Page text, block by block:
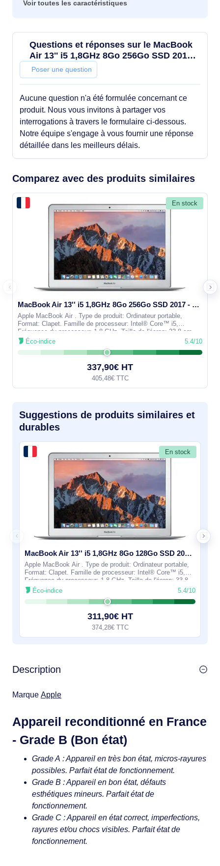
Voir toutes les caractéristiques
Questions et réponses sur le MacBook
Air 13'' i5 1,8GHz 8Go 256Go SSD 2017
Coque Noire - Grade Reconditionné en
France Bon état
Poser une question
Aucune question n'a été formulée concernant ce
produit. Nous vous invitons à partager vos
interrogations à travers le formulaire ci-dessous.
Notre équipe s'engage à vous fournir une réponse
détaillée dans les meilleurs délais.
Comparez avec des produits similaires
En stock
MacBook Air 13'' i5 1,8GHz 8Go 256Go SSD 2017 - Grade Reconditionné en France Très bon état - MQD42LL/A
Apple MacBook Air . Type de produit: Ordinateur portable,
Format: Clapet. Famille de processeur: Intel® Core™ i5,
Fréquence du processeur: 1,8 GHz. Taille de l'écran: 33,8 cm
(13.3"), Résolution de
Éco-indice 5.4/10
337,90€ HT
405,48€ TTC
Suggestions de produits similaires et
durables
En stock
MacBook Air 13'' i5 1,8GHz 8Go 128Go SSD 2017 - Grade Reconditionné en France Très bon état - MQD32LL/A
Apple MacBook Air . Type de produit: Ordinateur portable,
Format: Clapet. Famille de processeur: Intel® Core™ i5,
Fréquence du processeur: 1,8 GHz. Taille de l'écran: 33,8
cm (13.3"), Résolution de
Éco-indice 5.4/10
311,90€ HT
374,28€ TTC
Description
Marque Apple
Appareil reconditionné en France
- Grade B (Bon état)
Grade A : Appareil en très bon état, micros-rayures
possibles. Parfait état de fonctionnement.
Grade B : Appareil en bon état, défauts
esthétiques mineurs. Parfait état de
fonctionnement.
Grade C : Appareil en état correct, imperfections,
rayures et/ou chocs visibles. Parfait état de
fonctionnement.